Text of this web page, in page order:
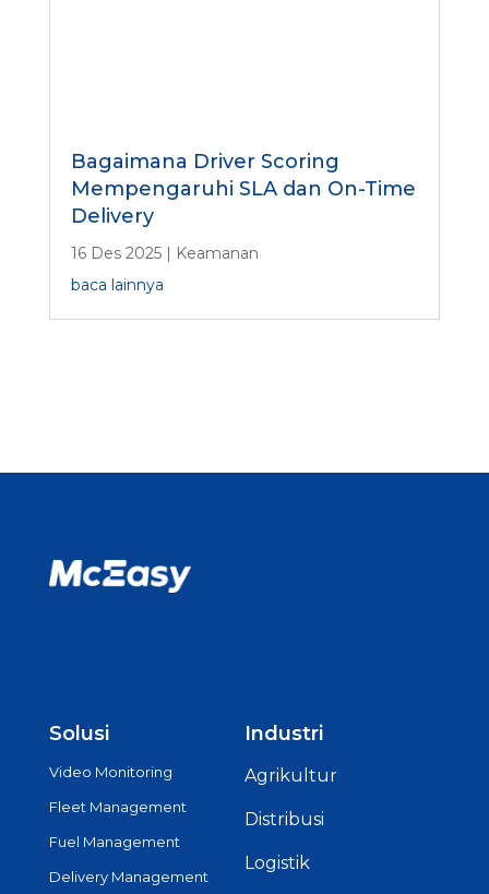
Bagaimana Driver Scoring
Mempengaruhi SLA dan On-Time
Delivery
16 Des 2025| Keamanan
baca lainnya
Solusi
Video Monitoring
Fleet Management
Fuel Management
Delivery Management
Industri
Agrikultur
Distribusi
Logistik